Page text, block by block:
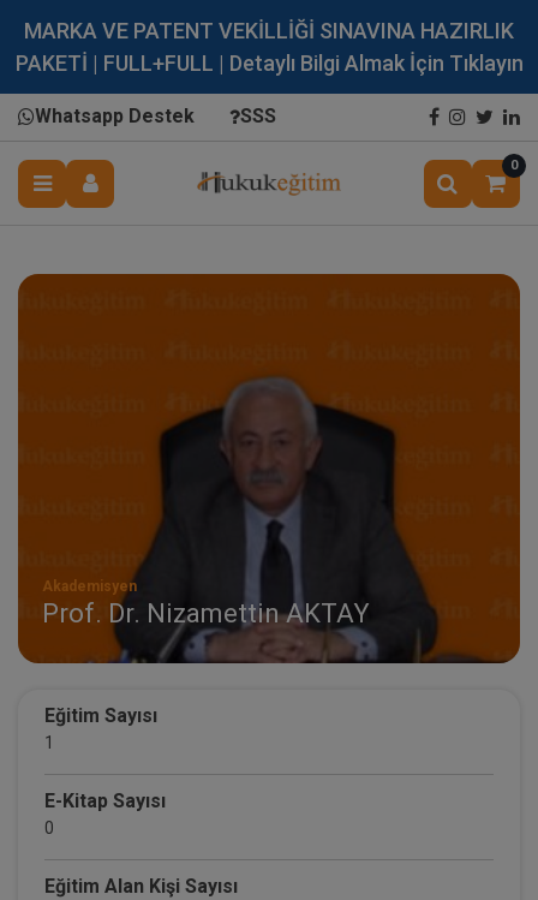
MARKA VE PATENT VEKİLLİĞİ SINAVINA HAZIRLIK
PAKETİ | FULL+FULL | Detaylı Bilgi Almak İçin Tıklayın
Whatsapp Destek SSS
0
Akademisyen
Prof. Dr. Nizamettin AKTAY
Eğitim Sayısı
1
E-Kitap Sayısı
0
Eğitim Alan Kişi Sayısı